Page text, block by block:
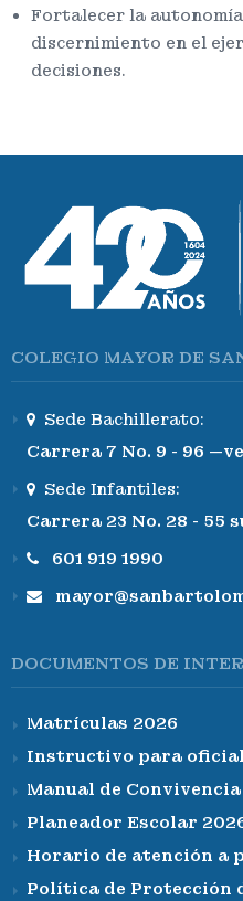
Fortalecer la
discernimiento en el
decisiones.
COLEGIO MAYOR DE
Sede Bachillerato:
Carrera 7 No. 9 - 96
Sede Infantiles:
Carrera 23 No. 28 - 55
601 919 1990
DOCUMENTOS DE
Matrículas 2026
Instructivo para
Manual de Convivencia
Planeador Escolar
Horario de atención a
Política de Protección